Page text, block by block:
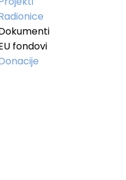
fondovi